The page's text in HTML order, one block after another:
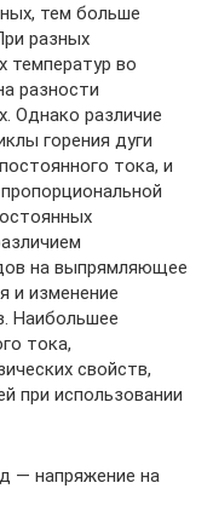
тем больше
разных
температур во
разности
Однако различие
горения дуги
тока, и
на выпрямляющее
и изменение
Наибольшее
тока,
свойств,
при использовании
— напряжение на